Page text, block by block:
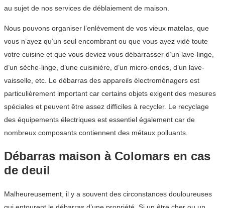
au sujet de nos services de déblaiement de maison.
Nous pouvons organiser l’enlèvement de vos vieux matelas, que
vous n’ayez qu’un seul encombrant ou que vous ayez vidé toute
votre cuisine et que vous deviez vous débarrasser d’un lave-linge,
d’un sèche-linge, d’une cuisinière, d’un micro-ondes, d’un lave-
vaisselle, etc. Le débarras des appareils électroménagers est
particulièrement important car certains objets exigent des mesures
spéciales et peuvent être assez difficiles à recycler. Le recyclage
des équipements électriques est essentiel également car de
nombreux composants contiennent des métaux polluants.
Débarras maison à Colomars en cas
de deuil
Malheureusement, il y a souvent des circonstances douloureuses